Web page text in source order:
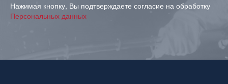
Нажимая кнопку, Вы подтверждаете согласие на обработку
Персональных данных